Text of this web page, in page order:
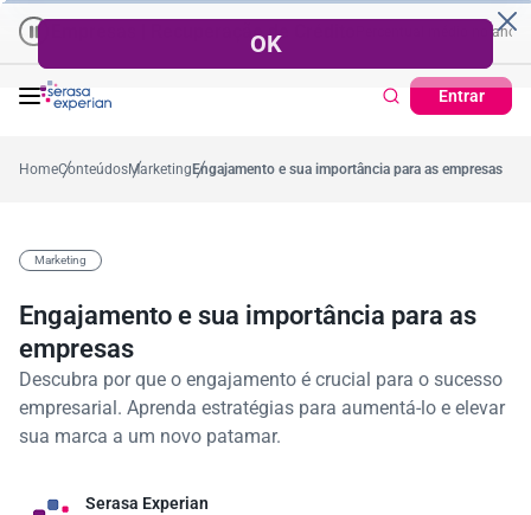
Empresas | Recuperação de Crédito Percentual médio no ano
Entrar
ano Cartão de Crédito | Cadastro
HomeConteúdosMarketing Engajamento e sua importância para as empresas
Marketing
Engajamento e sua importância para as
empresas
Descubra por que o engajamento é crucial para o sucesso
empresarial. Aprenda estratégias para aumentá-lo e elevar
sua marca a um novo patamar.
Serasa Experian